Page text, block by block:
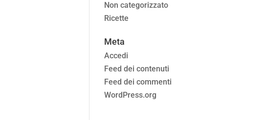
Non categorizzato
Ricette
Meta
Accedi
Feed dei contenuti
Feed dei commenti
WordPress.org